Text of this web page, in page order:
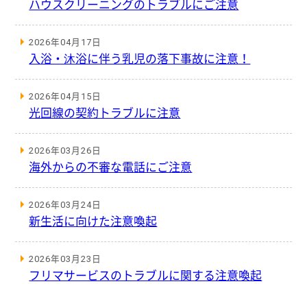
ハウスクリーニングのトラブルにご注意
2026年04月17日
入浴・沐浴に伴う乳児の落下事故に注意！
2026年04月15日
光回線の契約トラブルに注意
2026年03月26日
海外からの不審な電話にご注意
2026年03月24日
新生活に向けた注意喚起
2026年03月23日
フリマサービスのトラブルに関する注意喚起